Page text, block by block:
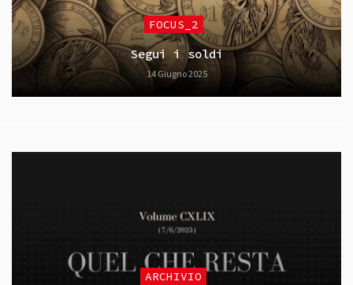
FOCUS_2
Segui i soldi
14 Giugno 2025
ARCHIVIO